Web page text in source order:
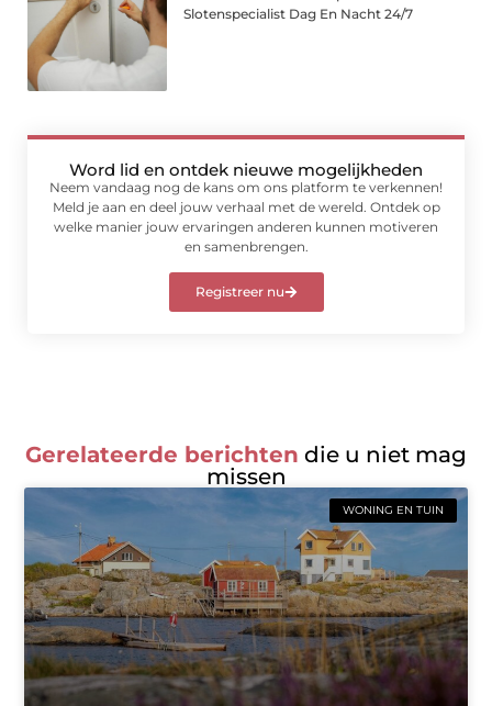
Slotenspecialist Dag En Nacht 24/7
Word lid en ontdek nieuwe mogelijkheden
Neem vandaag nog de kans om ons platform te verkennen!
Meld je aan en deel jouw verhaal met de wereld. Ontdek op
welke manier jouw ervaringen anderen kunnen motiveren
en samenbrengen.
Registreer nu
Gerelateerde berichten die u niet mag
missen
WONING EN TUIN